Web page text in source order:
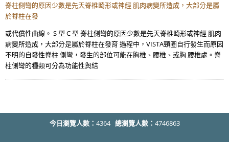
脊柱側彎的原因少數是先天脊椎畸形或神經 肌肉病變所造成，大部分是屬
於脊柱在發
或代償性曲線。 S 型 C 型 脊柱側彎的原因少數是先天脊椎畸形或神經 肌肉
病變所造成，大部分是屬於脊柱在發育 過程中，VISTA頸圈自行發生而原因
不明的自發性脊柱 側彎，發生的部位可能在胸椎、腰椎、或胸 腰椎處。脊
柱側彎的種類可分為功能性與結
今日瀏覽人數： 4364 總瀏覽人數： 4746863